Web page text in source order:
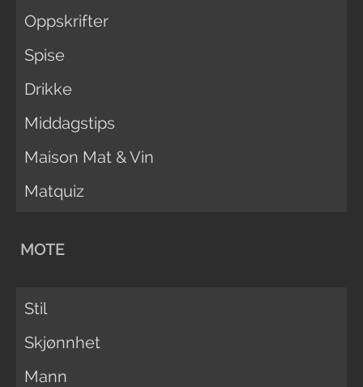
Oppskrifter
Spise
Drikke
Middagstips
Maison Mat & Vin
Matquiz
MOTE
Stil
Skjønnhet
Mann